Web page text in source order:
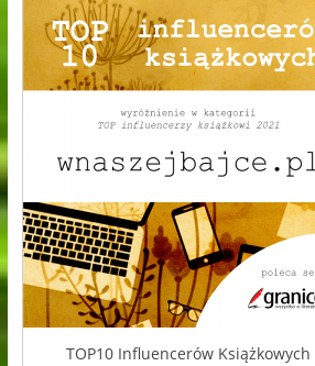
TOP10 Influencerów Książkowych